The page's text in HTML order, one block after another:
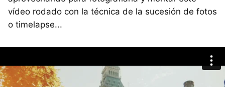
vídeo rodado con la técnica de la sucesión de fotos
o timelapse...